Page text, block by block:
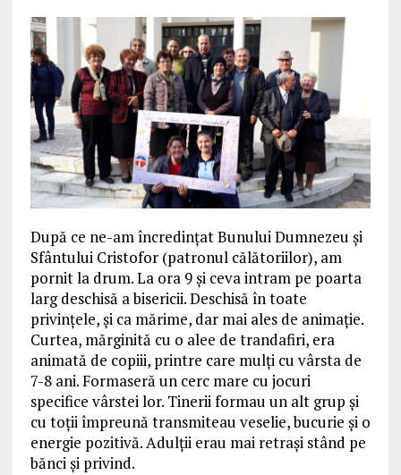
După ce ne-am încredințat Bunului Dumnezeu și
Sfântului Cristofor (patronul călătoriilor), am
pornit la drum. La ora 9 și ceva intram pe poarta
larg deschisă a bisericii. Deschisă în toate
privințele, și ca mărime, dar mai ales de animație.
Curtea, mărginită cu o alee de trandafiri, era
animată de copiii, printre care mulți cu vârsta de
7-8 ani. Formaseră un cerc mare cu jocuri
specifice vârstei lor. Tinerii formau un alt grup și
cu toții împreună transmiteau veselie, bucurie și o
energie pozitivă. Adulții erau mai retrași stând pe
bănci și privind.